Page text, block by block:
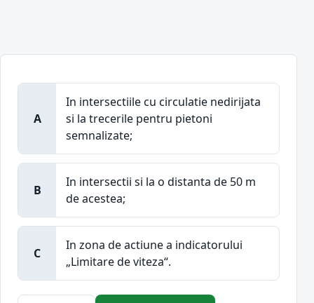
A
In intersectiile cu circulatie nedirijata
si la trecerile pentru pietoni
semnalizate;
B
In intersectii si la o distanta de 50 m
de acestea;
C
In zona de actiune a indicatorului
„Limitare de viteza“.